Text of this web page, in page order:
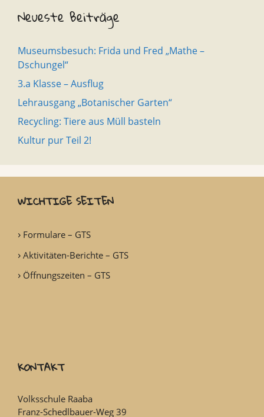
Neueste Beiträge
Museumsbesuch: Frida und Fred „Mathe –
Dschungel“
3.a Klasse – Ausflug
Lehrausgang „Botanischer Garten“
Recycling: Tiere aus Müll basteln
Kultur pur Teil 2!
WICHTIGE SEITEN
Formulare – GTS
Aktivitäten-Berichte – GTS
Öffnungszeiten – GTS
KONTAKT
Volksschule Raaba
Franz-Schedlbauer-Weg 39